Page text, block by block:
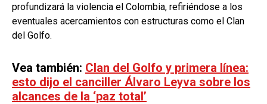
profundizará la violencia el Colombia, refiriéndose a los
eventuales acercamientos con estructuras como el Clan
del Golfo.
Vea también: Clan del Golfo y primera línea:
esto dijo el canciller Álvaro Leyva sobre los
alcances de la ‘paz total’